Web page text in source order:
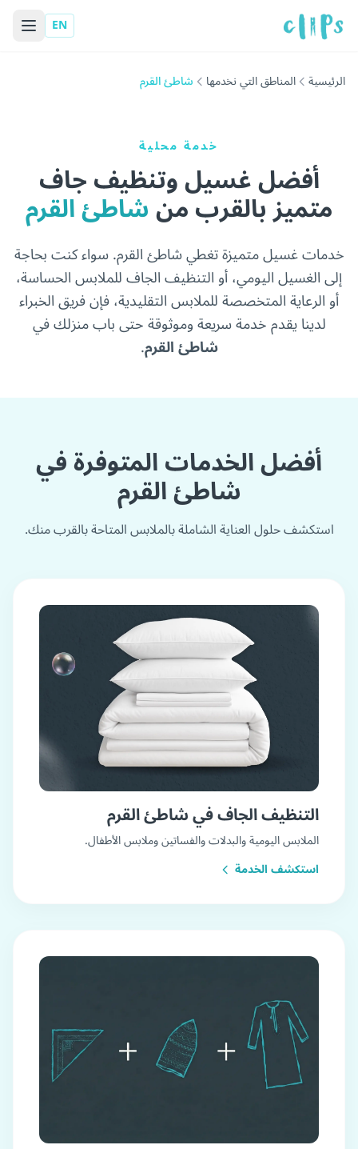
EN
الرئيسية المناطق التي نخدمها شاطئ القرم
خدمة محلية
أفضل غسيل وتنظيف جاف
متميز بالقرب منشاطئ القرم
خدمات غسيل متميزة تغطي شاطئ القرم. سواء كنت بحاجة
إلى الغسيل اليومي، أو التنظيف الجاف للملابس الحساسة،
أو الرعاية المتخصصة للملابس التقليدية، فإن فريق الخبراء
لدينا يقدم خدمة سريعة وموثوقة حتى باب منزلك في
شاطئ القرم.
أفضل الخدمات المتوفرة في
شاطئ القرم
استكشف حلول العناية الشاملة بالملابس المتاحة بالقرب منك.
التنظيف الجاف في شاطئ القرم
الملابس اليومية والبدلات والفساتين وملابس الأطفال.
استكشف الخدمة